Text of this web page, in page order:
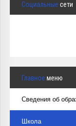
Социальные сети
Главное меню
Сведения об
Школа